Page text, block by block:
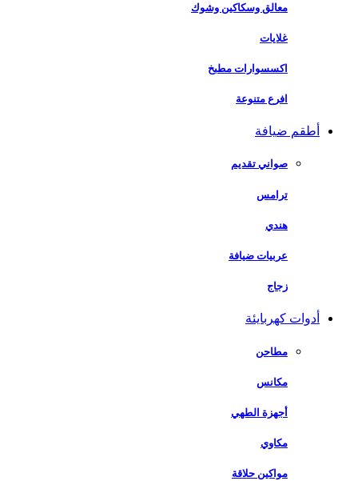
معالق وسكاكين وشوك
غلايات
اكسسوارات مطبخ
افرع متنوعة
أطقم ضيافة
صواني تقديم
ترامس
هندي
عربيات ضيافة
زجاج
أدوات كهربايئة
مطاحن
مكانس
أجهزة الطهي
مكاوي
مواكين حلاقة